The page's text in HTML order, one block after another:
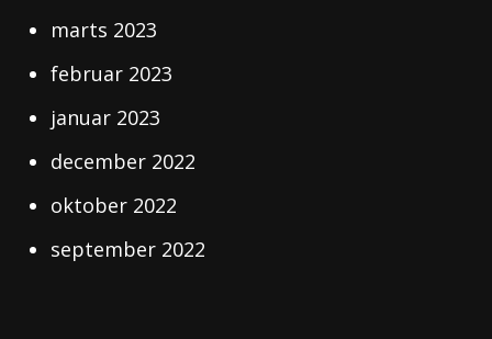
marts 2023
februar 2023
januar 2023
december 2022
oktober 2022
september 2022